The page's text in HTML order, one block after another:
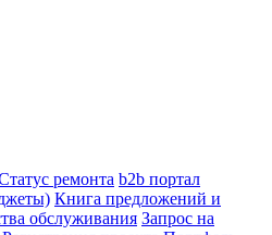
ремонта b2b портал
Книга предложений и
обслуживания Запрос на